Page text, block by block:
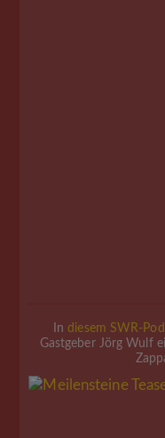
In diesem SWR-
Gastgeber Jörg Wulf